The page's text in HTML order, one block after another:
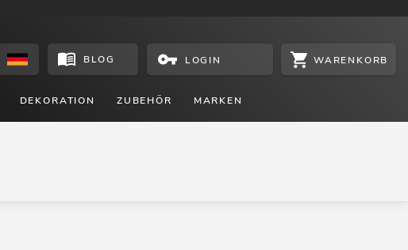
BLOG LOGIN WARENKORB
DEKORATION ZUBEHÖR MARKEN